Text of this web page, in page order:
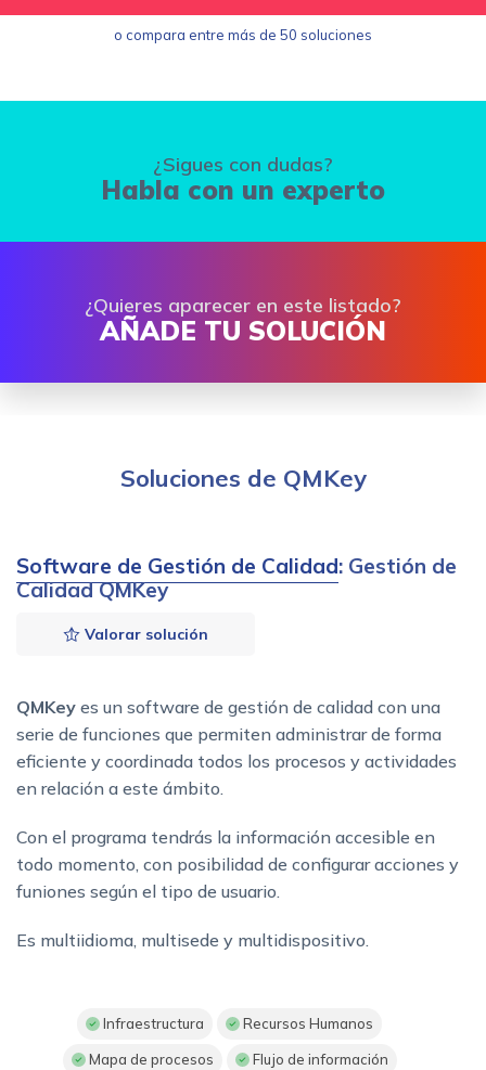
o compara entre más de 50 soluciones
¿Sigues con dudas?
Habla con un experto
¿Quieres aparecer en este listado?
AÑADE TU SOLUCIÓN
Soluciones de QMKey
Software de Gestión de Calidad: Gestión de
Calidad QMKey
Valorar solución
QMKey es un software de gestión de calidad con una
serie de funciones que permiten administrar de forma
eficiente y coordinada todos los procesos y actividades
en relación a este ámbito.
Con el programa tendrás la información accesible en
todo momento, con posibilidad de configurar acciones y
funiones según el tipo de usuario.
Es multiidioma, multisede y multidispositivo.
Infraestructura Recursos Humanos
Mapa de procesos Flujo de información